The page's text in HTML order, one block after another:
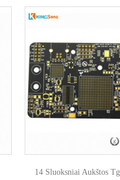
14 Sluoksniai Aukštos